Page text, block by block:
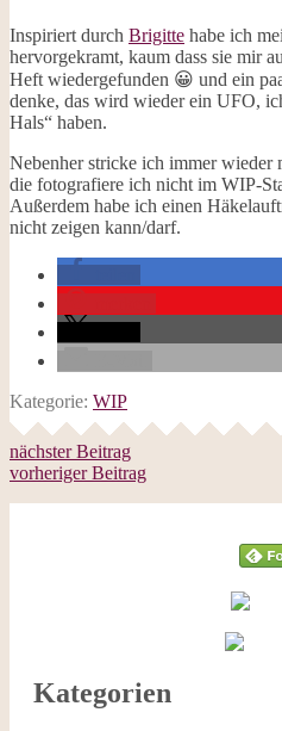
Inspiriert durch Brigitte habe ich
hervorgekramt, kaum dass sie mir
Heft wiedergefunden 😀 und ein
denke, das wird wieder ein UFO,
Hals“ haben.
Nebenher stricke ich immer wieder
die fotografiere ich nicht im WIP-
Außerdem habe ich einen
nicht zeigen kann/darf.
Kategorie: WIP
nächster Beitrag
vorheriger Beitrag
Kategorien